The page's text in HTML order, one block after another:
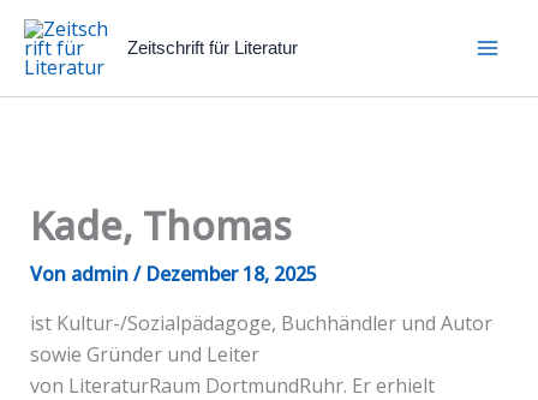
Zum
Inhalt
springen
Zeitschrift für Literatur
Kade, Thomas
Von admin/ Dezember 18, 2025
ist Kultur-/Sozialpädagoge, Buchhändler und Autor
sowie Gründer und Leiter
von LiteraturRaum DortmundRuhr. Er erhielt